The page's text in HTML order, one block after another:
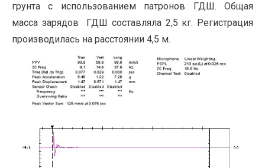
грунта с использованием патронов ГДШ. Общая
масса зарядов ГДШ составляла 2,5 кг. Регистрация
производилась на расстоянии 4,5 м.